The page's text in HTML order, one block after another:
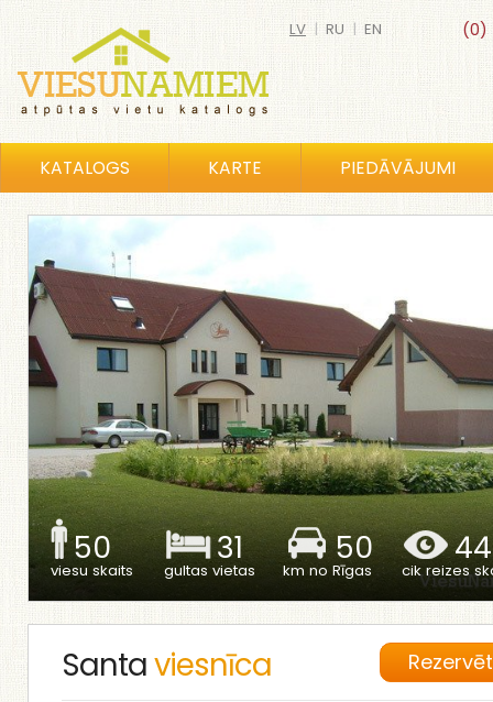
(0)
LV | RU | EN
KATALOGS KARTE PIEDĀVĀJUMI
50
viesu skaits
31
gultas vietas
50
km no Rīgas cik reizes
Santaviesnīca Rezervēt